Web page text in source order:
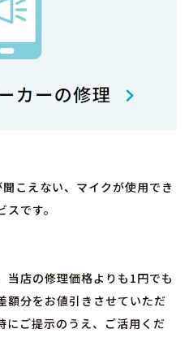
こえない、マイクが使用でき
です。
当店の修理価格よりも1円でも
額分をお値引きさせていただ
にご提示のうえ、ご活用くだ